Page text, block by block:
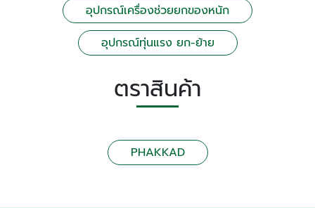
อุปกรณ์เครื่องช่วยยกของหนัก
อุปกรณ์ทุ่นแรง ยก-ย้าย
ตราสินค้า
PHAKKAD